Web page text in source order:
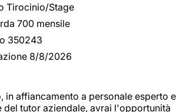
Tirocinio/Stage
700 mensile
350243
8/8/2026
in affiancamento a personale esperto e
del tutor aziendale, avrai l'opportunità